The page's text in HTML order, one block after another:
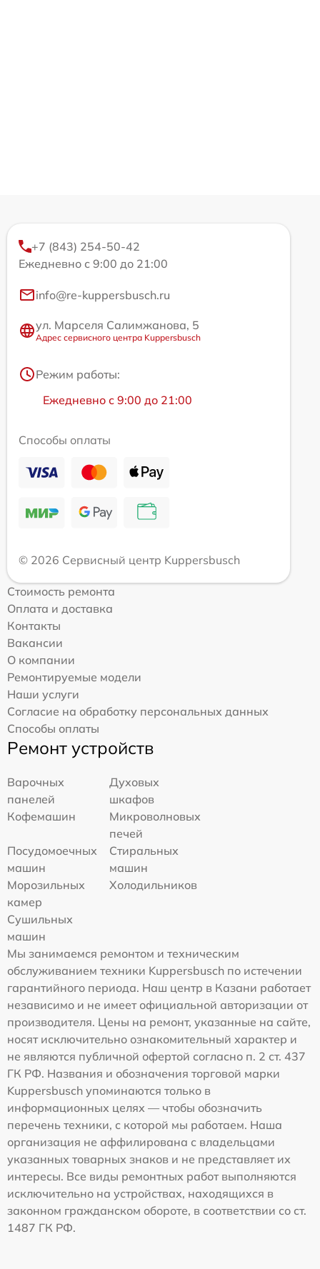
+7 (843) 254-50-42
Ежедневно с 9:00 до 21:00
info@re-kuppersbusch.ru
ул. Марселя Салимжанова, 5
Адрес сервисного центра Kuppersbusch
Режим работы:
Ежедневно с 9:00 до 21:00
Способы оплаты
© 2026 Сервисный центр Kuppersbusch
Стоимость ремонта
Оплата и доставка
Контакты
Вакансии
О компании
Ремонтируемые модели
Наши услуги
Согласие на обработку персональных данных
Способы оплаты
Ремонт устройств
Варочных
панелей
Духовых
шкафов
Кофемашин
Микроволновых
печей
Посудомоечных
машин
Стиральных
машин
Морозильных
камер
Холодильников
Сушильных
машин
Мы занимаемся ремонтом и техническим
обслуживанием техники Kuppersbusch по истечении
гарантийного периода. Наш центр в Казани работает
независимо и не имеет официальной авторизации от
производителя. Цены на ремонт, указанные на сайте,
носят исключительно ознакомительный характер и
не являются публичной офертой согласно п. 2 ст. 437
ГК РФ. Названия и обозначения торговой марки
Kuppersbusch упоминаются только в
информационных целях — чтобы обозначить
перечень техники, с которой мы работаем. Наша
организация не аффилирована с владельцами
указанных товарных знаков и не представляет их
интересы. Все виды ремонтных работ выполняются
исключительно на устройствах, находящихся в
законном гражданском обороте, в соответствии со ст.
1487 ГК РФ.